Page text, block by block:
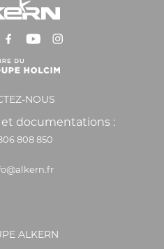
NOUS
documentations :
808 850
ALKERN